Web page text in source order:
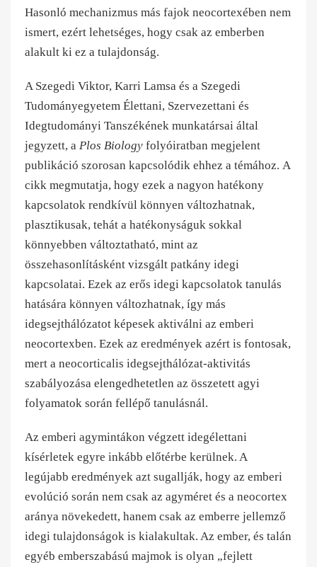
Hasonló mechanizmus más fajok neocortexében nem
ismert, ezért lehetséges, hogy csak az emberben
alakult ki ez a tulajdonság.
A Szegedi Viktor, Karri Lamsa és a Szegedi
Tudományegyetem Élettani, Szervezettani és
Idegtudományi Tanszékének munkatársai által
jegyzett, a Plos Biology folyóiratban megjelent
publikáció szorosan kapcsolódik ehhez a témához. A
cikk megmutatja, hogy ezek a nagyon hatékony
kapcsolatok rendkívül könnyen változhatnak,
plasztikusak, tehát a hatékonyságuk sokkal
könnyebben változtatható, mint az
összehasonlításként vizsgált patkány idegi
kapcsolatai. Ezek az erős idegi kapcsolatok tanulás
hatására könnyen változhatnak, így más
idegsejthálózatot képesek aktiválni az emberi
neocortexben. Ezek az eredmények azért is fontosak,
mert a neocorticalis idegsejthálózat-aktivitás
szabályozása elengedhetetlen az összetett agyi
folyamatok során fellépő tanulásnál.
Az emberi agymintákon végzett idegélettani
kísérletek egyre inkább előtérbe kerülnek. A
legújabb eredmények azt sugallják, hogy az emberi
evolúció során nem csak az agyméret és a neocortex
aránya növekedett, hanem csak az emberre jellemző
idegi tulajdonságok is kialakultak. Az ember, és talán
egyéb emberszabású majmok is olyan „fejlett